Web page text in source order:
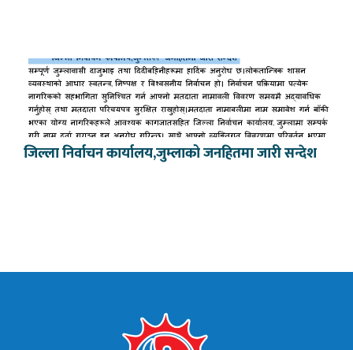
जिल्ला निर्वाचन कार्यालय,जुम्लाको जनहितमा जारी सन्देश